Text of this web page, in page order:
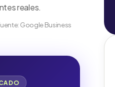
reales.
Google Business